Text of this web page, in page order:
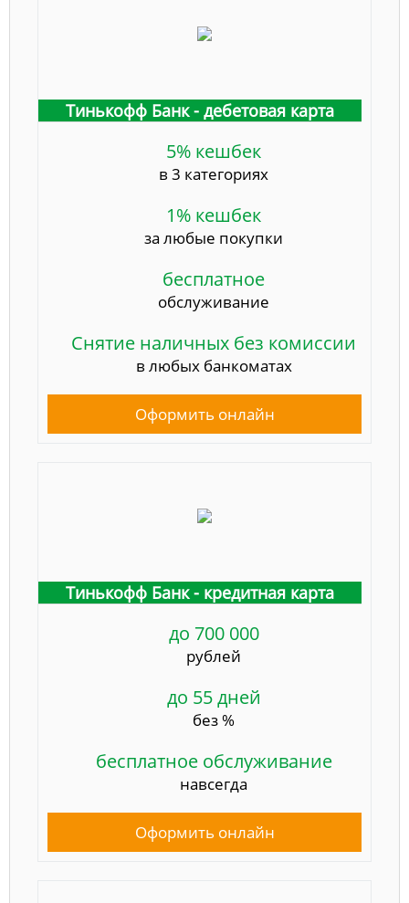
Тинькофф Банк - дебетовая карта
5% кешбек
в 3 категориях
1% кешбек
за любые покупки
бесплатное
обслуживание
Снятие наличных без комиссии
в любых банкоматах
Оформить онлайн
Тинькофф Банк - кредитная карта
до 700 000
рублей
до 55 дней
без %
бесплатное обслуживание
навсегда
Оформить онлайн